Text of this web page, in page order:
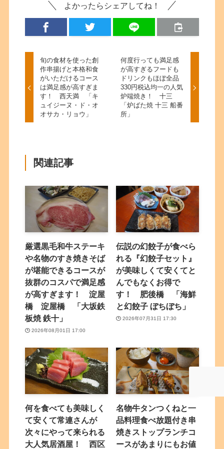
よかったらシェアしてね！
旬の食材を使った創
作串揚げと本格和食
がいただけるコース
は満足感が高すぎま
す！ 西天満 「キ
ュイジーヌ・ド・オ
オサカ・リョウ」
何度行っても満足感
が高すぎるフードも
ドリンクもほぼ全品
330円税込均一の人気
炉端焼き！ 十三
「炉ばた焼 十三 船番
所」
関連記事
厳選黒毛和牛ステーキ
や名物のすき焼きそば
が堪能できるコースが
抜群のコスパで満足感
が高すぎます！ 淀屋
橋 淀屋橋 「大坂鉄
板焼 鉄十」
2026年08月01日 17:00
伝説の幻餃子が食べら
れる『幻餃子セット』
が美味しくて安くてと
んでもなくお得で
す！ 肥後橋 「海鮮
と幻餃子 ぼちぼち」
2026年07月31日 17:30
何を食べても美味しく
て安くて常連さんが
次々にやって来られる
大人気居酒屋！ 西区
名物牛タンつくねと一
品料理食べ放題付き串
焼きストップランチコ
ースがあまりにもお値